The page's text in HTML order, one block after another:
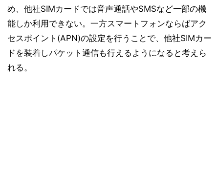
め、他社SIMカードでは音声通話やSMSなど一部の機
能しか利用できない。一方スマートフォンならばアク
セスポイント(APN)の設定を行うことで、他社SIMカー
ドを装着しパケット通信も行えるようになると考えら
れる。